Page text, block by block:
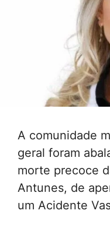
A comunidade
geral foram
morte precoce
Antunes, de
um Acidente